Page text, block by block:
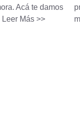
Acá te damos
Leer Más >>